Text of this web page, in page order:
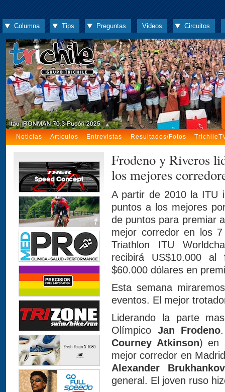
Columna Tips Preguntas Videos Circuitos
Noticias Artículos Entrevistas Resultados/Fotos
Frodeno y Riveros
los mejores
A partir de 2010 la ITU
puntos a los mejores
de puntos para premiar
mejor corredor en los
Triathlon ITU
recibirá US$10.000
$60.000 dólares en
Esta semana
eventos. El mejor
Liderando la parte
Olímpico Jan Frodeno
Courney Atkinson) en
mejor corredor en
Alexander Brukhankov
general. El joven ruso